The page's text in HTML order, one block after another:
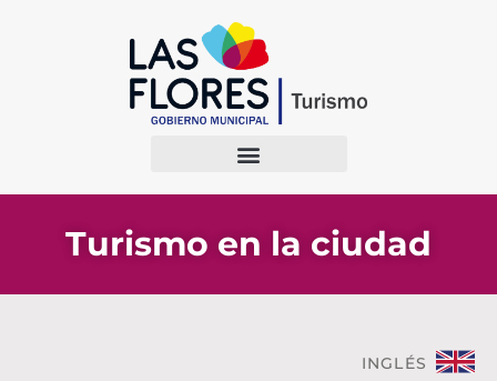
Turismo en la ciudad
INGLÉS